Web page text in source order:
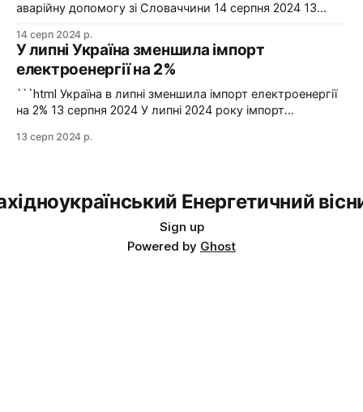
аварійну допомогу зі Словаччини 14 серпня 2024 13
аварійну допомогу зі Словаччини. Фото: Shutterstock "У
вчорашній день, 13 серпня, НЕК "Укренерго" запитала
аварійну допомогу з енергосистеми Словаччини", –
йдеться в повідомленні пресслужби оператора системи
передачі. Експорт
14 серп 2024 р.
У липні Україна зменшила імпорт
електроенергії на 2%
```html Україна в липні зменшила імпорт електроенергії
на 2% 13 серпня 2024 У липні 2024 року імпорт
червнем. Експорт залишався на нульовому рівні. Графіка:
13 серп 2024 р.
Енергетичний
Sign up
Powered by Ghost